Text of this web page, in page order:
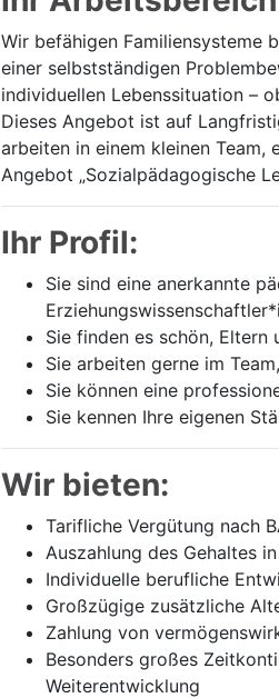
Wir befähigen Familiensysteme
einer selbstständigen
individuellen Lebenssituation –
Dieses Angebot ist auf
arbeiten in einem kleinen
Angebot „Sozialpädagogische
Ihr Profil:
Sie sind eine anerkannte
Sie finden es schön,
Sie arbeiten gerne im
Sie können eine
Sie kennen Ihre eigenen
Wir bieten:
Tarifliche Vergütung nach
Auszahlung des Gehaltes
Individuelle berufliche
Großzügige zusätzliche
Zahlung von
Besonders großes
Weiterentwicklung